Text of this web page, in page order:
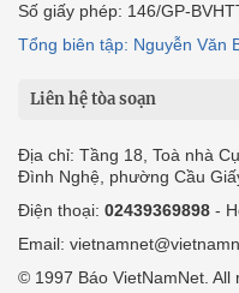
Số giấy phép: 146/GP-
Tổng biên tập: Nguyễn Văn
Liên hệ tòa soạn
Địa chỉ: Tầng 18, Toà nhà
Đình Nghệ, phường Cầu
Điện thoại: 02439369898 -
Email:
© 1997 Báo VietNamNet.